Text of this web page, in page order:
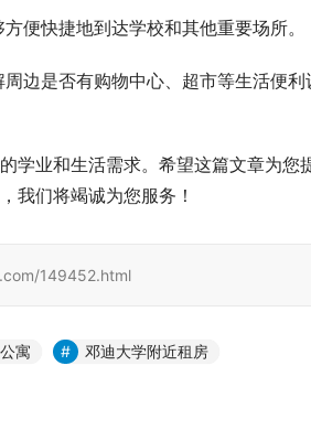
便快捷地到达学校和其他重要场所。
边是否有购物中心、超市等生活便利
学业和生活需求。希望这篇文章为您
我们将竭诚为您服务！
149452.html
寓
邓迪大学附近租房